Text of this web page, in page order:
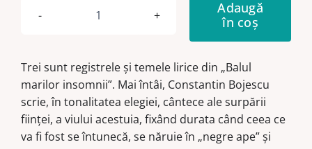
Cantitate
insomnii
Adaugă
în coș
Trei sunt registrele și temele lirice din „Balul
marilor insomnii”. Mai întâi, Constantin Bojescu
scrie, în tonalitatea elegiei, cântece ale surpării
ființei, a viului acestuia, fixând durata când ceea ce
va fi fost se întunecă, se năruie în „negre ape” și